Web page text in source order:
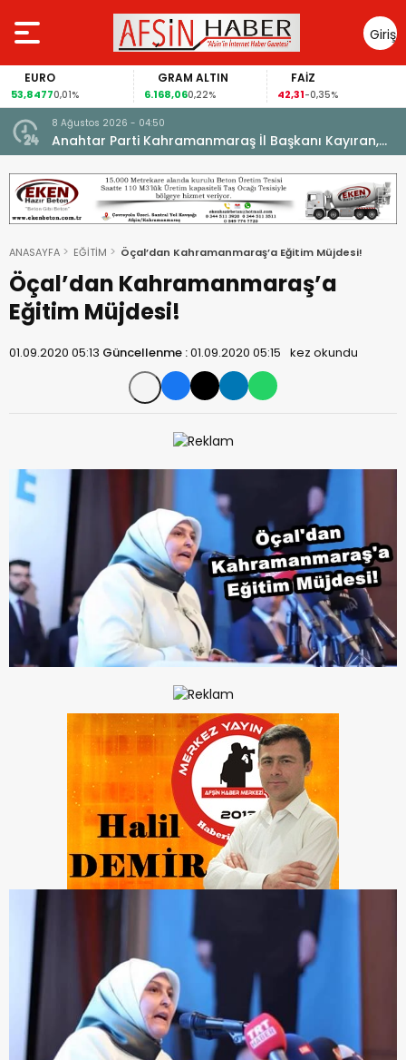
Giriş
Yap
EURO
53,84770,01%
GRAM ALTIN
6.168,060,22%
FAİZ
42,31-0,35%
8 Ağustos 2026 - 04:50
Anahtar Parti Kahramanmaraş İl Başkanı Kayıran,
Afşin Teşkilatı ile buluştu.
ANASAYFA EĞİTİM Öçal’dan Kahramanmaraş’a Eğitim Müjdesi!
Öçal’dan Kahramanmaraş’a
Eğitim Müjdesi!
01.09.2020 05:13 Güncellenme :01.09.2020 05:15 kez okundu